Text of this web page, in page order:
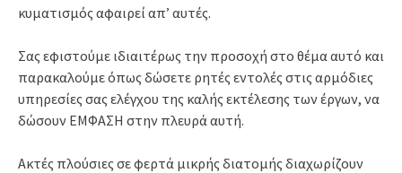
κυματισμός αφαιρεί απ’ αυτές.
Σας εφιστούμε ιδιαιτέρως την προσοχή στο θέμα αυτό και
παρακαλούμε όπως δώσετε ρητές εντολές στις αρμόδιες
υπηρεσίες σας ελέγχου της καλής εκτέλεσης των έργων, να
δώσουν ΕΜΦΑΣΗ στην πλευρά αυτή.
Ακτές πλούσιες σε φερτά μικρής διατομής διαχωρίζουν